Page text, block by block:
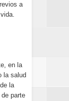
a
en la
la salud
la
parte